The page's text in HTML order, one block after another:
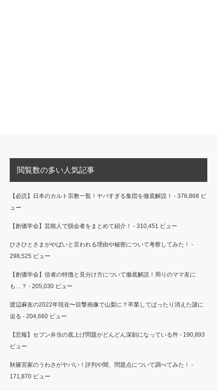
閲覧数の多い人気記事
【必読】日本のカルト宗教一覧！ヤバすぎる集団を徹底解説！ - 376,868 ビ
ュー
【創価学会】芸能人で脱会者をまとめて紹介！ - 310,451 ビュー
ひさひとさまがやばいと言われる理由や秘密について考察してみた！ -
298,525 ビュー
【創価学会】信者の特徴と見分け方について徹底解説！周りのママ友に
も…？ - 205,030 ビュー
渡辺麻友の2022年現在〜目撃画像で山梨に？卒業してぱったり消えた謎に
迫る - 204,660 ビュー
【悲報】セブン弁当の底上げ問題がどんどん深刻になっている件 - 190,893
ビュー
秋篠宮家のうわさがヤバい！評判や闇、問題点について調べてみた！ -
171,870 ビュー